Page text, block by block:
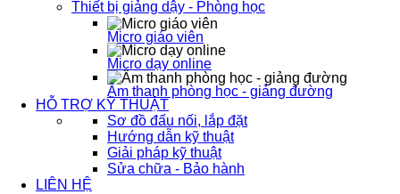
Thiết bị giảng dậy - Phòng học
Micro giáo viên
Micro dạy online
Âm thanh phòng học - giảng đường
HỖ TRỢ KỸ THUẬT
Sơ đồ đấu nối, lắp đặt
Hướng dẫn kỹ thuật
Giải pháp kỹ thuật
Sửa chữa - Bảo hành
LIÊN HỆ